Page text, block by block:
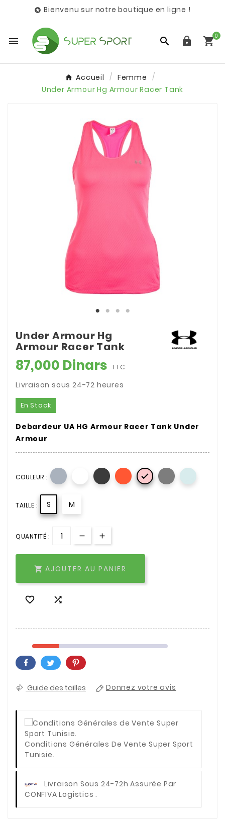
 Bienvenu sur notre boutique en ligne !
   0
Accueil
Femme
Under Armour Hg Armour Racer Tank
Under Armour Hg
Armour Racer Tank
87,000 Dinars TTC
Livraison sous 24-72 heures
En Stock
Debardeur UA HG Armour Racer Tank Under
Armour
COULEUR : 
TAILLE : S M
QUANTITÉ :
 AJOUTER AU PANIER
 
Guide des tailles Donnez votre avis
Conditions Générales De Vente Super Sport
Tunisie.
Livraison Sous 24-72h Assurée Par
CONFIVA Logistics .